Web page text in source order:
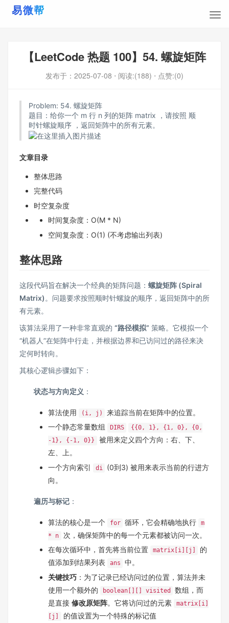
【LeetCode 热题 100】54. 螺旋矩阵
发布于： 2025-07-08 ⋅ 阅读:(188) ⋅ 点赞:(0)
Problem: 54. 螺旋矩阵
题目：给你一个 m 行 n 列的矩阵 matrix ，请按照 顺
时针螺旋顺序 ，返回矩阵中的所有元素。
文章目录
整体思路
完整代码
时空复杂度
时间复杂度：O(M * N)
空间复杂度：O(1) (不考虑输出列表)
整体思路
这段代码旨在解决一个经典的矩阵问题： 螺旋矩阵 (Spiral
Matrix) 。问题要求按照顺时针螺旋的顺序，返回矩阵中的所
有元素。
该算法采用了一种非常直观的 “路径模拟” 策略。它模拟一个
“机器人”在矩阵中行走，并根据边界和已访问过的路径来决
定何时转向。
其核心逻辑步骤如下：
状态与方向定义 ：
算法使用 (i, j)
来追踪当前在矩阵中的位置。
一个静态常量数组
DIRS { {0, 1}, {1, 0}, {0,
-1}, {-1, 0}}
被用来定义四个方向：右、下、
左、上。
一个方向索引
di
(0到3) 被用来表示当前的行进方
向。
遍历与标记 ：
算法的核心是一个 for 循环，它会精确地执行
m
* n
次，确保矩阵中的每一个元素都被访问一次。
在每次循环中，首先将当前位置
matrix[i][j]
的
值添加到结果列表
ans
中。
关键技巧 ：为了记录已经访问过的位置，算法并未
使用一个额外的
boolean[][] visited
数组，而
是直接 修改原矩阵。它将访问过的元素
matrix[i]
[j]
的值设置为一个特殊的标记值